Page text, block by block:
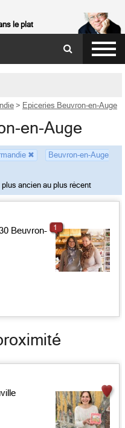
le plat
> Epiceries Beuvron-en-Auge
en-Auge
✖
Beuvron-en-Auge
plus ancien au plus récent
Beuvron-
1